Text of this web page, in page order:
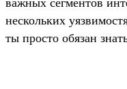
нескольких
ты просто обязан